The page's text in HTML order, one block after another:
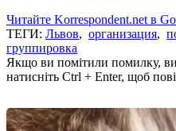
Читайте Korrespondent.net в
ТЕГИ: Львов, организация,
группировка
Якщо ви помітили помилку,
натисніть Ctrl + Enter, щоб